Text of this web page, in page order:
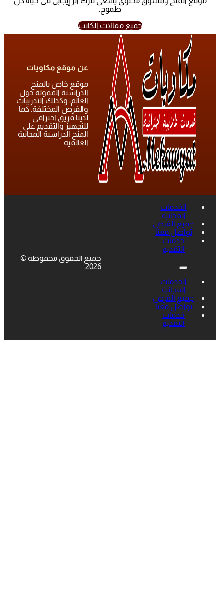
طموح.
جميع مقالات الكاتب
عن موقع مكاويات
موقع خاص بالمنح
الدراسية الممولة حول
العالم، وكذلك التدريبات
والفرص المختلفة. كما
لدينا فريق احترافى
للتجهيز والتقديم على
المنح الدراسية المجانية
العالمية.
الخدمات
المجانية
جميع الفرص
تواصل معنا
خدمات
التقديم
الخدمات
المجانية
جميع الفرص
تواصل معنا
خدمات
التقديم
جميع الحقوق محفوظة ©
2026